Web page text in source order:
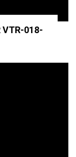
VTR-018-